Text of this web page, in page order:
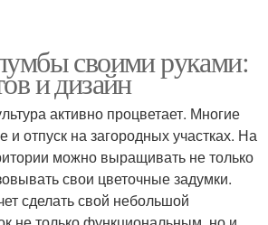
своими руками:
и дизайн
активно процветает. Многие
отпуск на загородных участках. На
можно выращивать не только
свои цветочные задумки.
сделать свой небольшой